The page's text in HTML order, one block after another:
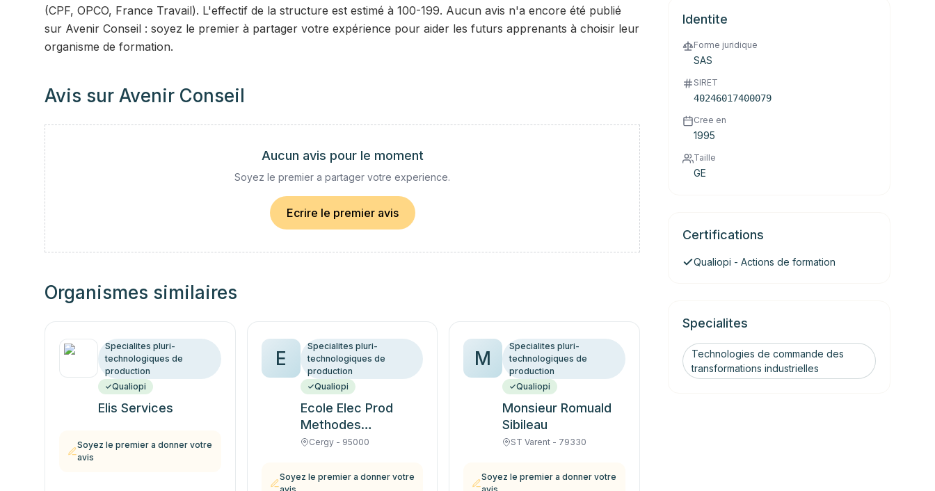
(CPF, OPCO, France Travail). L'effectif de la structure est estimé à 100-199. Aucun avis n'a encore été publié
sur Avenir Conseil : soyez le premier à partager votre expérience pour aider les futurs apprenants à choisir leur
organisme de formation.
Avis sur Avenir Conseil
Aucun avis pour le moment
Soyez le premier a partager votre experience.
Ecrire le premier avis
Organismes similaires
Specialites pluri-
technologiques de
production
Qualiopi
Elis Services
Soyez le premier a donner votre
avis
E
Specialites pluri-
technologiques de
production
Qualiopi
Ecole Elec Prod
Methodes
Industrielles
Cergy - 95000
Soyez le premier a donner votre
M
Specialites pluri-
technologiques de
production
Qualiopi
Monsieur Romuald
Sibileau
ST Varent - 79330
Soyez le premier a donner votre
Identite
Forme juridique
SAS
SIRET
40246017400079
Cree en
1995
Taille
GE
Certifications
Qualiopi - Actions de formation
Specialites
Technologies de commande des
transformations industrielles